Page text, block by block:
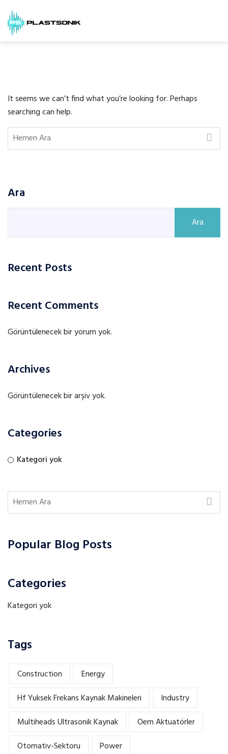
It seems we can’t find what you’re looking for. Perhaps
searching can help.
Ara
Ara
Recent Posts
Recent Comments
Görüntülenecek bir yorum yok.
Archives
Görüntülenecek bir arşiv yok.
Categories
Kategori yok
Popular Blog Posts
Categories
Kategori yok
Tags
Construction
Energy
Hf Yuksek Frekans Kaynak Makineleri
Industry
Multiheads Ultrasonik Kaynak
Oem Aktuatörler
Otomativ-Sektoru
Power